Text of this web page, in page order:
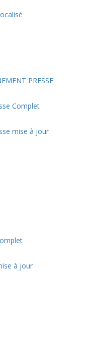
PRESSE
Complet
mise à jour
à jour